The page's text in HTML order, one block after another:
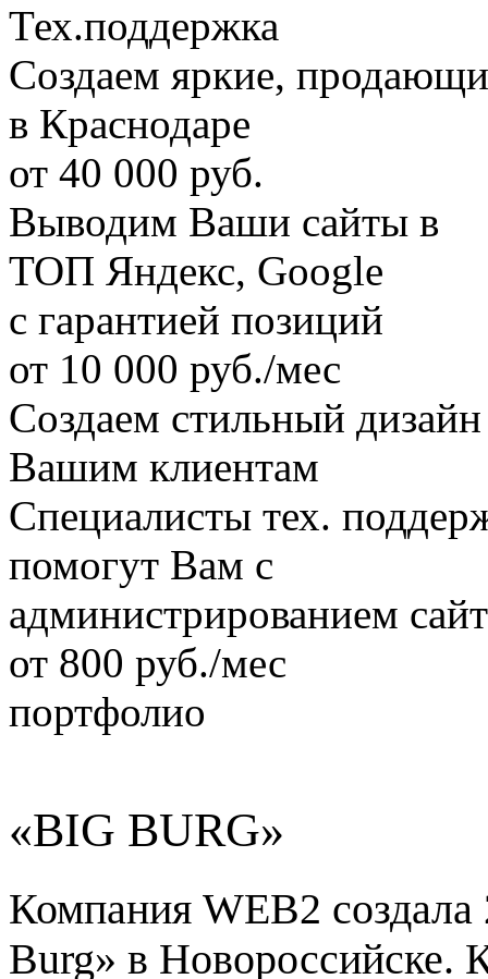
Тех.поддержка
Создаем яркие,
в Краснодаре
от 40 000 руб.
Выводим Ваши сайты в
ТОП Яндекс, Google
c гарантией позиций
от 10 000 руб./мес
Создаем стильный
Вашим клиентам
Специалисты тех.
помогут Вам с
администрированием
от 800 руб./мес
портфолио
«BIG BURG»
Компания WEB2
Burg» в Новороссийске.